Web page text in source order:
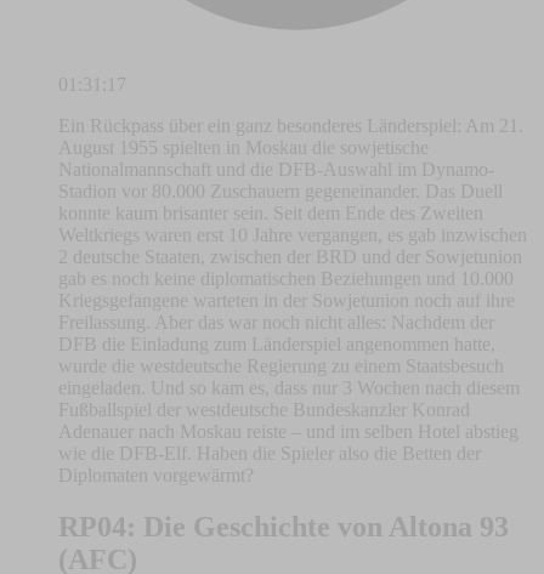
01:31:17
Ein Rückpass über ein ganz besonderes Länderspiel: Am 21.
August 1955 spielten in Moskau die sowjetische
Nationalmannschaft und die DFB-Auswahl im Dynamo-
Stadion vor 80.000 Zuschauern gegeneinander. Das Duell
konnte kaum brisanter sein. Seit dem Ende des Zweiten
Weltkriegs waren erst 10 Jahre vergangen, es gab inzwischen
2 deutsche Staaten, zwischen der BRD und der Sowjetunion
gab es noch keine diplomatischen Beziehungen und 10.000
Kriegsgefangene warteten in der Sowjetunion noch auf ihre
Freilassung. Aber das war noch nicht alles: Nachdem der
DFB die Einladung zum Länderspiel angenommen hatte,
wurde die westdeutsche Regierung zu einem Staatsbesuch
eingeladen. Und so kam es, dass nur 3 Wochen nach diesem
Fußballspiel der westdeutsche Bundeskanzler Konrad
Adenauer nach Moskau reiste – und im selben Hotel abstieg
wie die DFB-Elf. Haben die Spieler also die Betten der
Diplomaten vorgewärmt?
RP04: Die Geschichte von Altona 93
(AFC)